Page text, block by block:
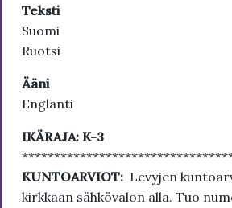
Teksti
Suomi
Ruotsi
Ääni
Englanti
IKÄRAJA: K-3
KUNTOARVIOT: Levyjen
kirkkaan sähkövalon alla. Tuo